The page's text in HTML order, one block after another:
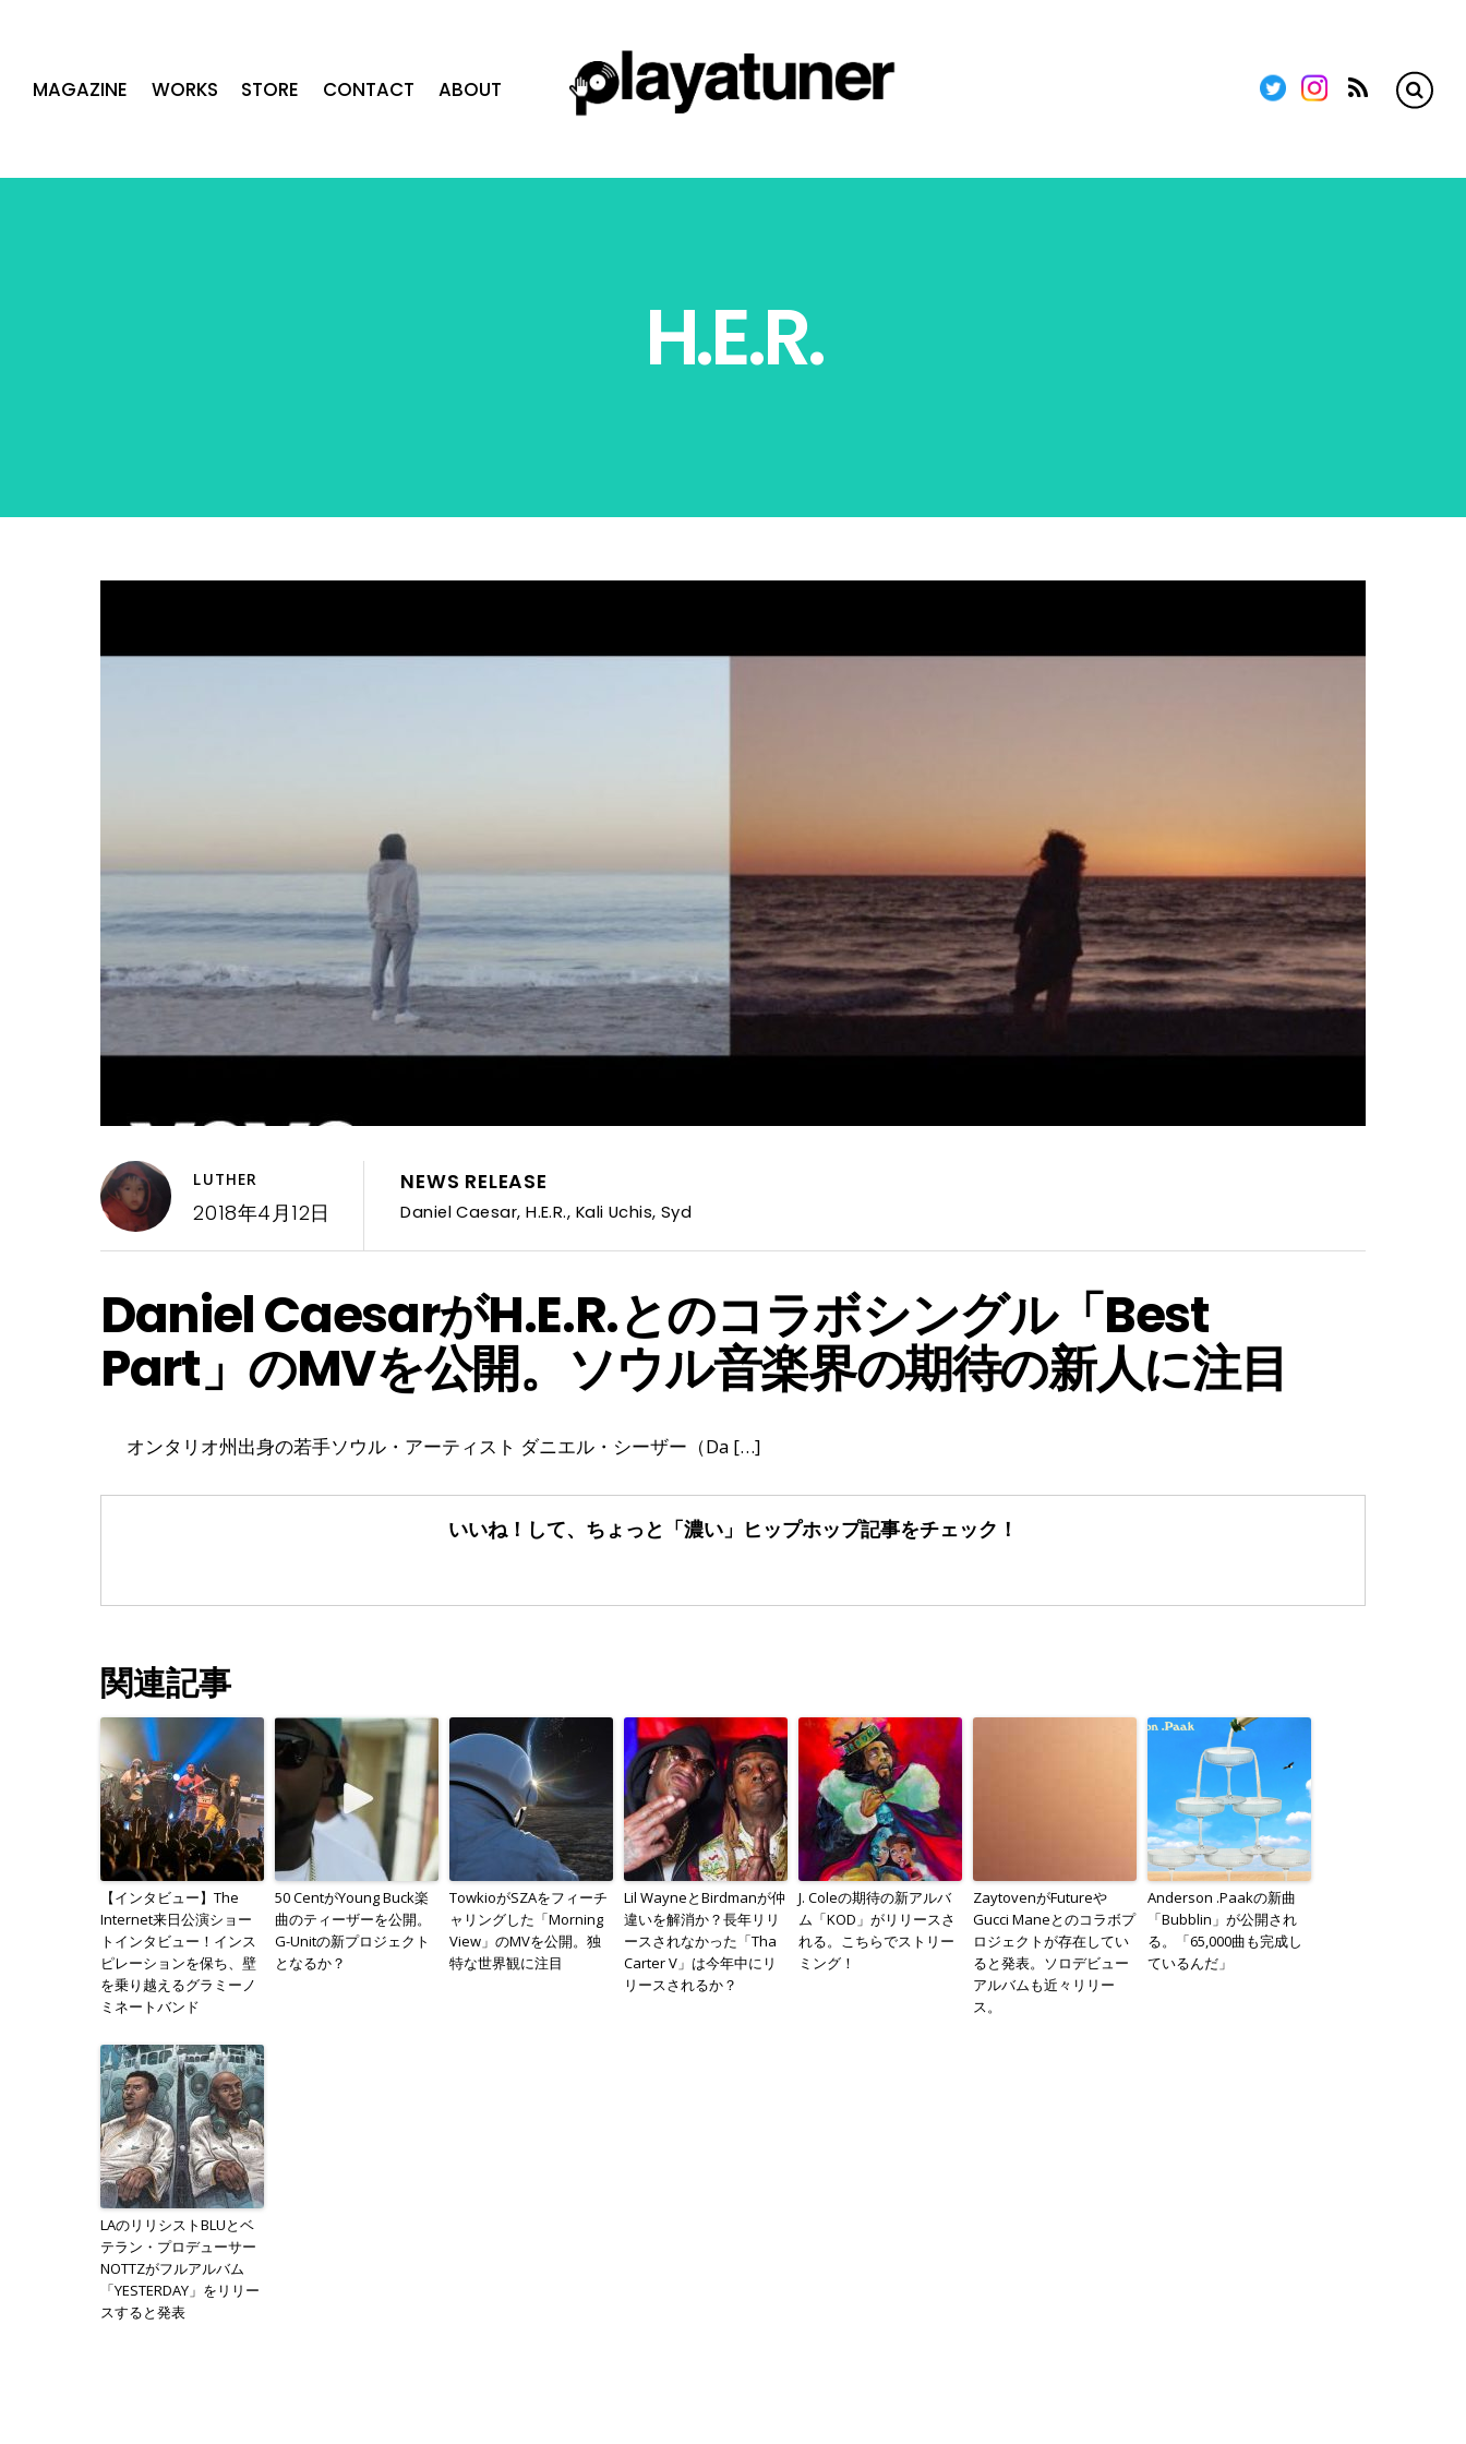
MAGAZINE WORKS STORE CONTACT ABOUT
H.E.R.
LUTHER
2018年4月12日
NEWS RELEASE
Daniel Caesar,H.E.R., Kali Uchis, Syd
Daniel CaesarがH.E.R.とのコラボシングル「Best
Part」のMVを公開。ソウル音楽界の期待の新人に注目
オンタリオ州出身の若手ソウル・アーティスト ダニエル・シーザー（Da […]
いいね！して、ちょっと「濃い」 ヒップホップ記事をチェック！
関連記事
【インタビュー】The
Internet来日公演ショー
トインタビュー！インス
ピレーションを保ち、壁
を乗り越えるグラミーノ
ミネートバンド
50 CentがYoung Buck楽
曲のティーザーを公開。
G-Unitの新プロジェクト
となるか？
TowkioがSZAをフィーチ
ャリングした「Morning
View」のMVを公開。独
特な世界観に注目
Lil WayneとBirdmanが仲
違いを解消か？長年リリ
ースされなかった「Tha
Carter V」は今年中にリ
リースされるか？
J. Coleの期待の新アルバ
ム「KOD」がリリースさ
れる。こちらでストリー
ミング！
ZaytovenがFutureや
Gucci Maneとのコラボプ
ロジェクトが存在してい
ると発表。ソロデビュー
アルバムも近々リリー
ス。
Anderson .Paakの新曲
「Bubblin」が公開され
る。「65,000曲も完成し
ているんだ」
LAのリリシストBLUとベ
テラン・プロデューサー
NOTTZがフルアルバム
「YESTERDAY」をリリー
スすると発表